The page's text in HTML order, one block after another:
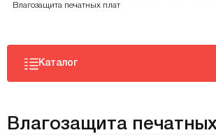
Влагозащита печатных плат
Каталог
Влагозащита